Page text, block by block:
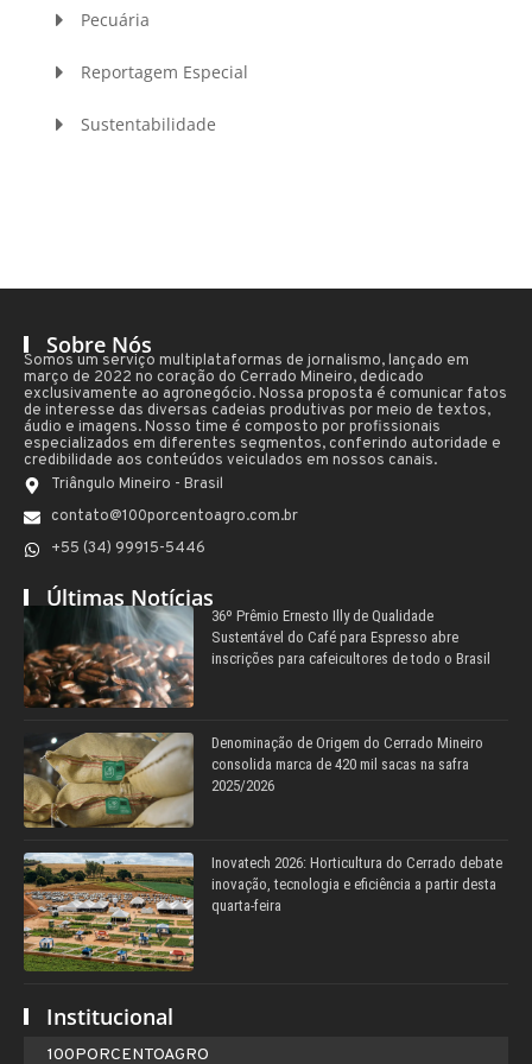
Pecuária
Reportagem Especial
Sustentabilidade
Sobre Nós
Somos um serviço multiplataformas de jornalismo, lançado em
março de 2022 no coração do Cerrado Mineiro, dedicado
exclusivamente ao agronegócio. Nossa proposta é comunicar fatos
de interesse das diversas cadeias produtivas por meio de textos,
áudio e imagens. Nosso time é composto por profissionais
especializados em diferentes segmentos, conferindo autoridade e
credibilidade aos conteúdos veiculados em nossos canais.
Triângulo Mineiro - Brasil
contato@100porcentoagro.com.br
+55 (34) 99915-5446
Últimas Notícias
36º Prêmio Ernesto Illy de Qualidade
Sustentável do Café para Espresso abre
inscrições para cafeicultores de todo o Brasil
Denominação de Origem do Cerrado Mineiro
consolida marca de 420 mil sacas na safra
2025/2026
Inovatech 2026: Horticultura do Cerrado debate
inovação, tecnologia e eficiência a partir desta
quarta-feira
Institucional
100PORCENTOAGRO